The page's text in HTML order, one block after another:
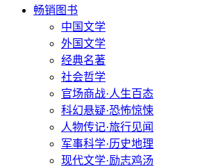
畅销图书
中国文学
外国文学
经典名著
社会哲学
官场商战·人生百态
科幻悬疑·恐怖惊悚
人物传记·旅行见闻
军事科学·历史地理
现代文学·励志鸡汤